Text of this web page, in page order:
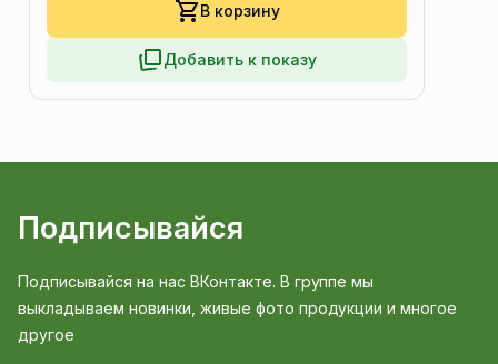
В корзину
Добавить к показу
Подписывайся
Подписывайся на нас ВКонтакте. В группе мы
выкладываем новинки, живые фото продукции и многое
другое